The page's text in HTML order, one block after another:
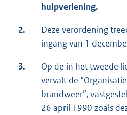
hulpverlening.
2.
Deze verordening
ingang van 1
3.
Op de in het tweede
vervalt de
brandweer”,
26 april 1990 zoals